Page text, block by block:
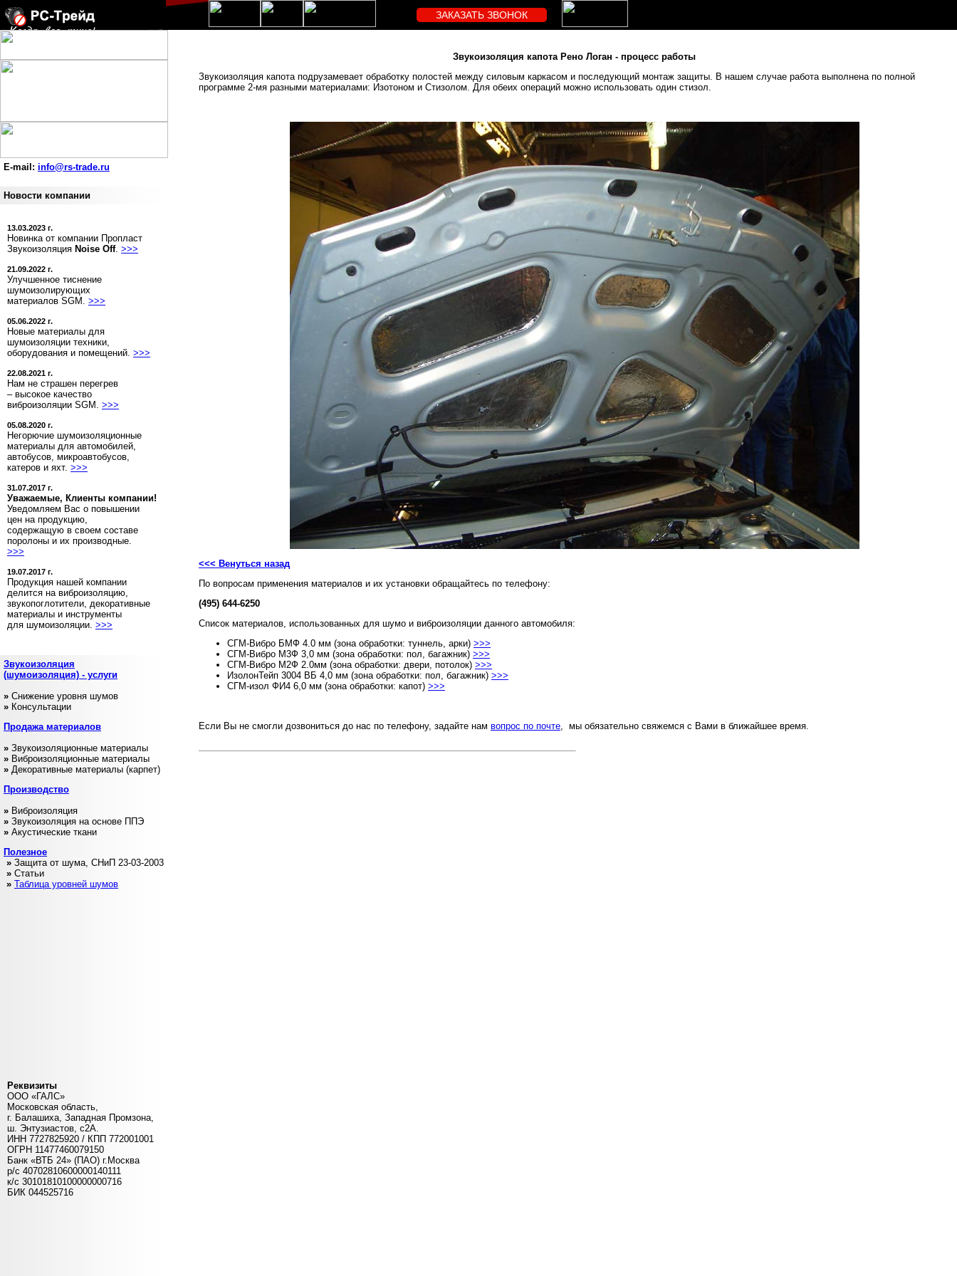
ЗАКАЗАТЬ ЗВОНОК
E-mail: info@rs-trade.ru
Новости компании
13.03.2023 г.
Новинка от компании Пропласт
Звукоизоляция Noise Off. >>>
21.09.2022 г.
Улучшенное тиснение
шумоизолирующих
материалов SGM. >>>
05.06.2022 г.
Новые материалы для
шумоизоляции техники,
оборудования и помещений. >>>
22.08.2021 г.
Нам не страшен перегрев
– высокое качество
виброизоляции SGM. >>>
05.08.2020 г.
Негорючие шумоизоляционные
материалы для автомобилей,
автобусов, микроавтобусов,
катеров и яхт. >>>
31.07.2017 г.
Уважаемые, Клиенты компании!
Уведомляем Вас о повышении
цен на продукцию,
содержащую в своем составе
поролоны и их производные.
>>>
19.07.2017 г.
Продукция нашей компании
делится на виброизоляцию,
звукопоглотители, декоративные
материалы и инструменты
для шумоизоляции. >>>
Звукоизоляция
(шумоизоляция) - услуги
» Снижение уровня шумов
» Консультации
Продажаматериалов
» Звукоизоляционные материалы
» Виброизоляционные материалы
» Декоративные материалы (карпет)
Производство
» Виброизоляция
» Звукоизоляция на основе ППЭ
» Акустические ткани
Полезное
» Защита от шума, СНиП 23-03-2003
» Статьи
» Таблица уровней шумов
Реквизиты
ООО «ГАЛС»
Московская область,
г. Балашиха, Западная Промзона,
ш. Энтузиастов, с2А.
ИНН 7727825920 / КПП 772001001
ОГРН 11477460079150
Банк «ВТБ 24» (ПАО) г.Москва
р/с 40702810600000140111
к/c 30101810100000000716
БИК 044525716
Звукоизоляция капота Рено Логан - процесс работы
Звукоизоляция капота подрузамевает обработку полостей между силовым каркасом и последующий монтаж защиты. В нашем случае работа выполнена по полной
программе 2-мя разными материалами: Изотоном и Стизолом. Для обеих операций можно использовать один стизол.
<<< Венуться назад
По вопросам применения материалов и их установки обращайтесь по телефону:
(495) 644-6250
Список материалов, использованных для шумо и виброизоляции данного автомобиля:
СГМ-Вибро БМФ 4.0 мм (зона обработки: туннель, арки) >>>
СГМ-Вибро М3Ф 3,0 мм (зона обработки: пол, багажник) >>>
СГМ-Вибро М2Ф 2.0мм (зона обработки: двери, потолок) >>>
ИзолонТейп 3004 ВБ 4,0 мм (зона обработки: пол, багажник) >>>
СГМ-изол ФИ4 6,0 мм (зона обработки: капот) >>>
Если Вы не смогли дозвониться до нас по телефону, задайте нам вопрос по почте, мы обязательно свяжемся с Вами в ближайшее время.